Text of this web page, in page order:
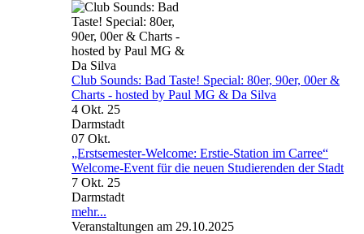
Club Sounds: Bad Taste! Special: 80er, 90er, 00er &
Charts - hosted by Paul MG & Da Silva
4 Okt. 25
Darmstadt
07 Okt.
„Erstsemester-Welcome: Erstie-Station im Carree“
Welcome-Event für die neuen Studierenden der Stadt
7 Okt. 25
Darmstadt
mehr...
Veranstaltungen am 29.10.2025